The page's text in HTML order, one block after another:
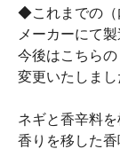
◆これまでの（
メーカーにて
今後はこちら
変更いたしまし
ネギと香辛料を
香りを移した香